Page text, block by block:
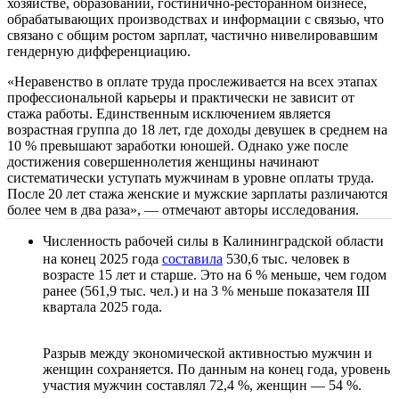
обрабатывающих производствах и информации с связью, что
связано с общим ростом зарплат, частично нивелировавшим
гендерную дифференциацию.
«Неравенство в оплате труда прослеживается на всех этапах
профессиональной карьеры и практически не зависит от
стажа работы. Единственным исключением является
возрастная группа до 18 лет, где доходы девушек в среднем на
10 % превышают заработки юношей. Однако уже после
достижения совершеннолетия женщины начинают
систематически уступать мужчинам в уровне оплаты труда.
После 20 лет стажа женские и мужские зарплаты различаются
более чем в два раза», — отмечают авторы исследования.
Численность рабочей силы в Калининградской области
на конец 2025 года составила 530,6 тыс. человек в
возрасте 15 лет и старше. Это на 6 % меньше, чем годом
ранее (561,9 тыс. чел.) и на 3 % меньше показателя III
квартала 2025 года.
Разрыв между экономической активностью мужчин и
женщин сохраняется. По данным на конец года, уровень
участия мужчин составлял 72,4 %, женщин — 54 %.